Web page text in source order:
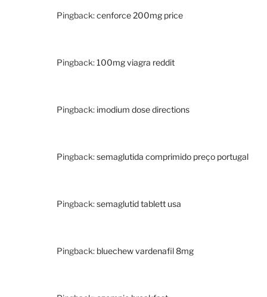
Pingback:cenforce 200mg price
Pingback:100mg viagra reddit
Pingback: imodium dose directions
Pingback:semaglutida comprimido preço portugal
Pingback:semaglutid tablett usa
Pingback: bluechew vardenafil 8mg